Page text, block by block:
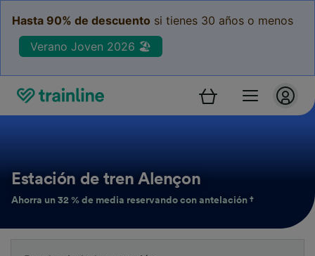
Hasta 90% de descuento si tienes 30 años o menos
Verano Joven 2026 🏖️
Estación de tren Alençon
Ahorra un 32 % de media reservando con antelación †